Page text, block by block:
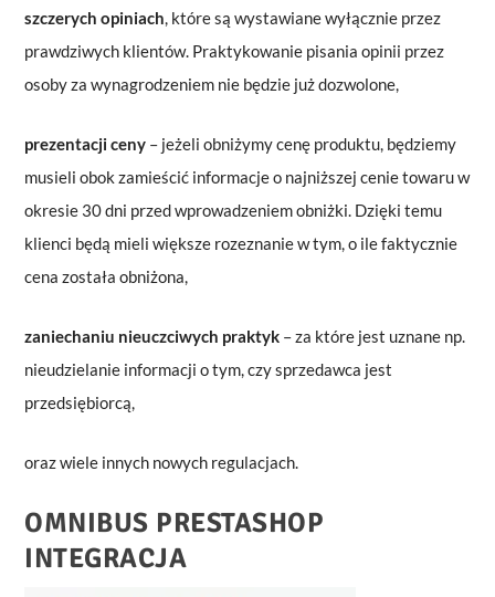
szczerych opiniach, które są wystawiane wyłącznie przez
prawdziwych klientów. Praktykowanie pisania opinii przez
osoby za wynagrodzeniem nie będzie już dozwolone,
prezentacji ceny – jeżeli obniżymy cenę produktu, będziemy
musieli obok zamieścić informacje o najniższej cenie towaru w
okresie 30 dni przed wprowadzeniem obniżki. Dzięki temu
klienci będą mieli większe rozeznanie w tym, o ile faktycznie
cena została obniżona,
zaniechaniu nieuczciwych praktyk – za które jest uznane np.
nieudzielanie informacji o tym, czy sprzedawca jest
przedsiębiorcą,
oraz wiele innych nowych regulacjach.
OMNIBUS PRESTASHOP
INTEGRACJA